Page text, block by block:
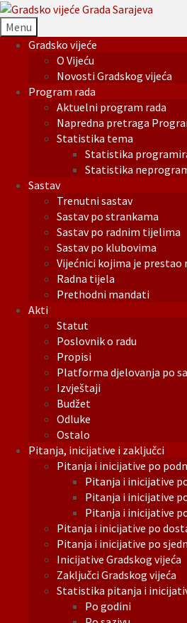
Menu
Gradsko vijeće
O Vijeću
Novosti Gradskog vijeća
Program rada
Aktuelni program rada
Napredna pretraga
Statistika tema
Statistika
Statistika
Sastav
Trenutni sastav
Sastav po strankama
Sastav po radnim tijelima
Sastav po klubovima
Vijećnici kojima je prestao
Radna tijela
Prethodni mandati
Akti
Statut
Poslovnik o radu
Propisi
Platforma djelovanja po
Izvještaji
Budžet
Odluke
Ostalo
Pitanja, inicijative i zaključci
Pitanja i inicijative po
Pitanja i inicijative
Pitanja i inicijative
Pitanja i inicijative
Pitanja i inicijative po
Pitanja i inicijative po
Inicijative Gradskog vijeća
Zaključci Gradskog vijeća
Statistika pitanja i
Po godini